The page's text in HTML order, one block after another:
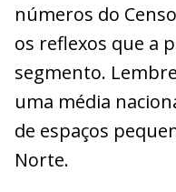
números do
os reflexos que a
segmento.
uma média
de espaços
Norte.